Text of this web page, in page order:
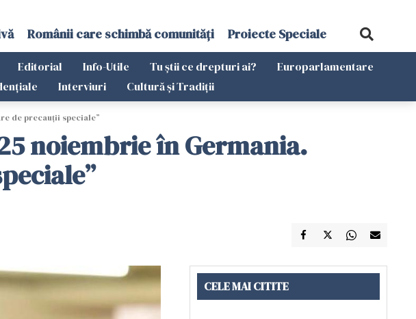
Românii care schimbă comunități Proiecte Speciale
Editorial Info-Utile Tu știi ce drepturi ai?
Europarlamentare
Interviuri Cultură și Tradiții
de precauţii speciale”
noiembrie în Germania.
CELE MAI CITITE